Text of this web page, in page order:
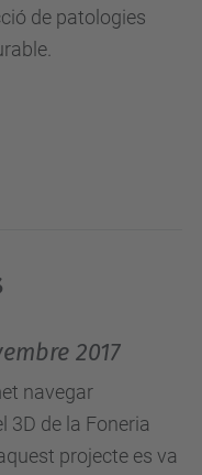
de patologies
2017
navegar
3D de la Foneria
projecte es va